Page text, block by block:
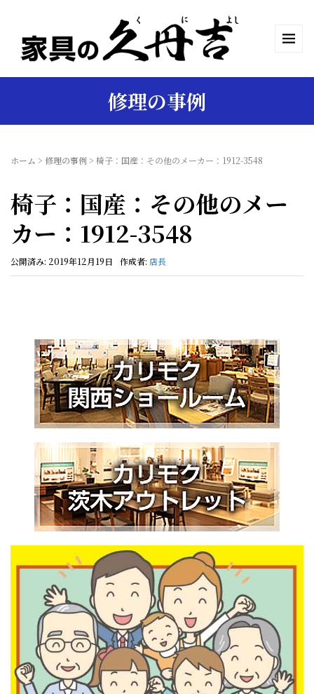
修理の事例
ホーム > 修理の事例 > 椅子：国産：その他のメーカー：1912-3548
椅子：国産：その他のメー
カー：1912-3548
公開済み: 2019年12月19日 作成者: 店長